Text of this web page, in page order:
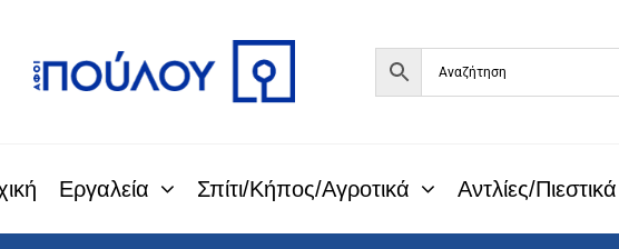
περιεχόμενο
Εργαλεία Σπίτι/Κήπος/Αγροτικά Αντλίες/Πιεστικά